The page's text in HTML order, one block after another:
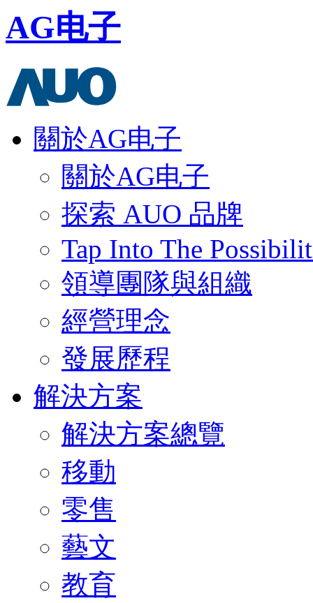
AG电子
關於AG电子
關於AG电子
探索 AUO 品牌
Tap Into The
領導團隊與組織
經營理念
發展歷程
解決方案
解決方案總覽
移動
零售
藝文
教育